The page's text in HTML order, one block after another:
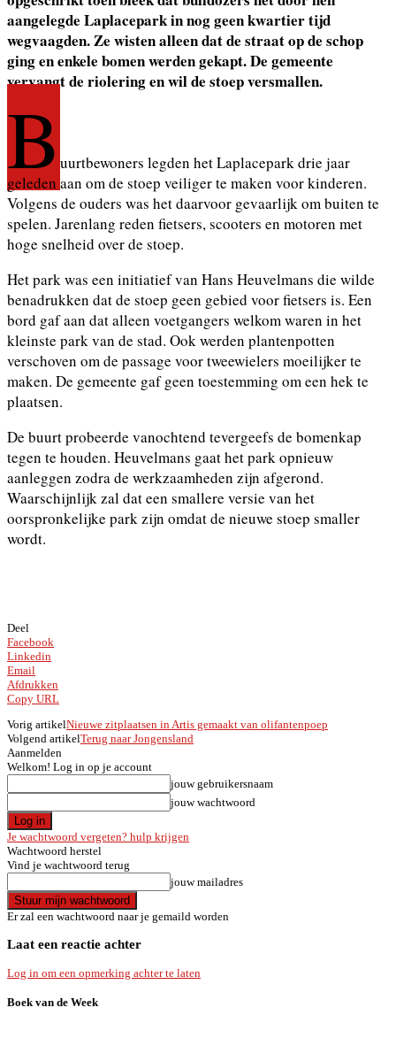
aangelegde Laplacepark in nog geen kwartier tijd
wegvaagden. Ze wisten alleen dat de straat op de schop
ging en enkele bomen werden gekapt. De gemeente
vervangt de riolering en wil de stoep versmallen.
B uurtbewoners legden het Laplacepark drie jaar
geleden aan om de stoep veiliger te maken voor kinderen.
Volgens de ouders was het daarvoor gevaarlijk om buiten te
spelen. Jarenlang reden fietsers, scooters en motoren met
hoge snelheid over de stoep.
Het park was een initiatief van Hans Heuvelmans die wilde
benadrukken dat de stoep geen gebied voor fietsers is. Een
bord gaf aan dat alleen voetgangers welkom waren in het
kleinste park van de stad. Ook werden plantenpotten
verschoven om de passage voor tweewielers moeilijker te
maken. De gemeente gaf geen toestemming om een hek te
plaatsen.
De buurt probeerde vanochtend tevergeefs de bomenkap
tegen te houden. Heuvelmans gaat het park opnieuw
aanleggen zodra de werkzaamheden zijn afgerond.
Waarschijnlijk zal dat een smallere versie van het
oorspronkelijke park zijn omdat de nieuwe stoep smaller
wordt.
Deel
Facebook
Linkedin
Email
Afdrukken
Copy URL
Vorig artikelNieuwe zitplaatsen in Artis gemaakt van olifantenpoep
Volgend artikelTerug naar Jongensland
Aanmelden
Welkom! Log in op je account
jouw gebruikersnaam
jouw wachtwoord
Je wachtwoord vergeten? hulp krijgen
Wachtwoord herstel
Vind je wachtwoord terug
jouw mailadres
Er zal een wachtwoord naar je gemaild worden
Laat een reactie achter
Log in om een opmerking achter te laten
Boek van de Week